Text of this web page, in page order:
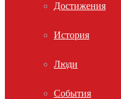
Достижения
История
Люди
События